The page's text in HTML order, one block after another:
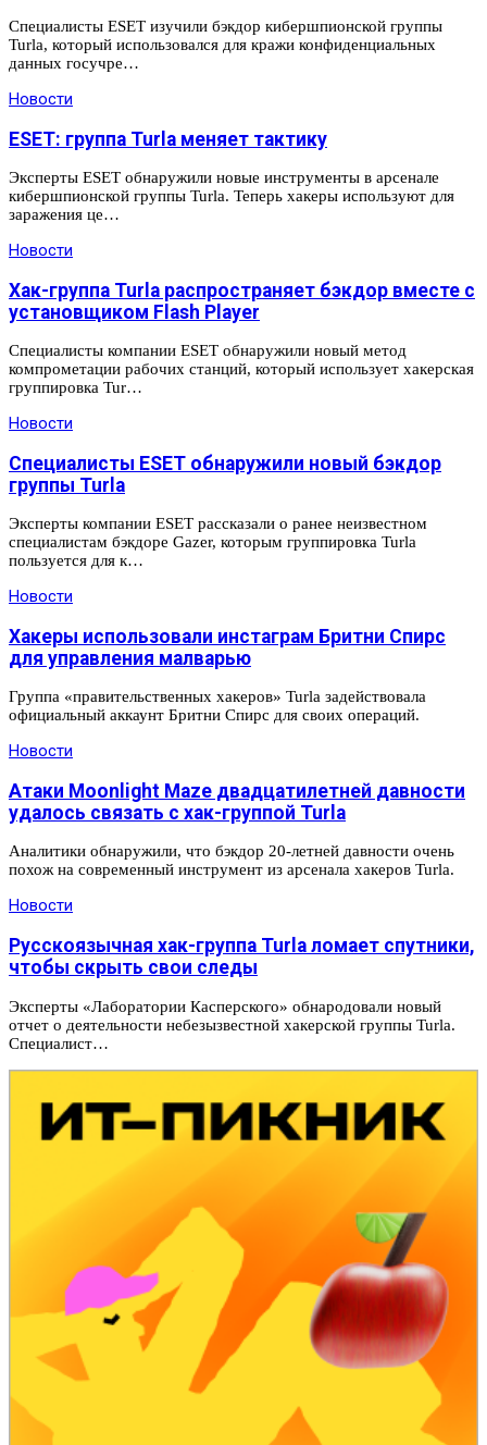
Специалисты ESET изучили бэкдор кибершпионской группы
Turla, который использовался для кражи конфиденциальных
данных госучре…
Новости
ESET: группа Turla меняет тактику
Эксперты ESET обнаружили новые инструменты в арсенале
кибершпионской группы Turla. Теперь хакеры используют для
заражения це…
Новости
Хак-группа Turla распространяет бэкдор вместе с
установщиком Flash Player
Специалисты компании ESET обнаружили новый метод
компрометации рабочих станций, который использует хакерская
группировка Tur…
Новости
Специалисты ESET обнаружили новый бэкдор
группы Turla
Эксперты компании ESET рассказали о ранее неизвестном
специалистам бэкдоре Gazer, которым группировка Turla
пользуется для к…
Новости
Хакеры использовали инстаграм Бритни Спирс
для управления малварью
Группа «правительственных хакеров» Turla задействовала
официальный аккаунт Бритни Спирс для своих операций.
Новости
Атаки Moonlight Maze двадцатилетней давности
удалось связать с хак-группой Turla
Аналитики обнаружили, что бэкдор 20-летней давности очень
похож на современный инструмент из арсенала хакеров Turla.
Новости
Русскоязычная хак-группа Turla ломает спутники,
чтобы скрыть свои следы
Эксперты «Лаборатории Касперского» обнародовали новый
отчет о деятельности небезызвестной хакерской группы Turla.
Специалист…